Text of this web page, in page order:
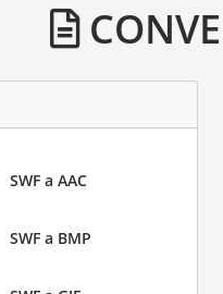
SWF a AAC
SWF a BMP